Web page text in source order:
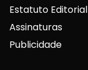
Estatuto Editorial
Assinaturas
Publicidade